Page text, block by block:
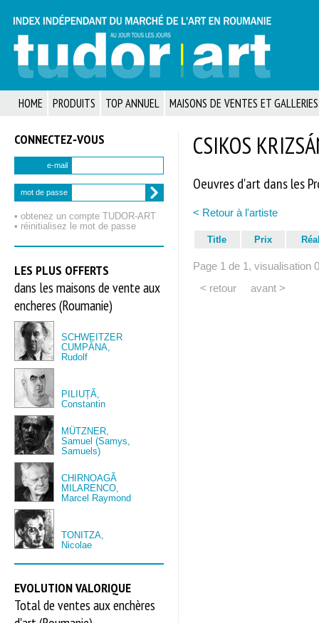
HOME PRODUITS TOP ANNUEL MAISONS DE VENTES ET GALLERIES
CONNECTEZ‑VOUS
e-mail
mot de passe
• obtenez un compte TUDOR‑ART
• réinitialisez le mot de passe
LES PLUS OFFERTS
dans les maisons de vente aux
encheres (Roumanie)
SCHWEITZER
CUMPĂNA,
Rudolf
PILIUȚĂ,
Constantin
MÜTZNER,
Samuel (Samys,
Samuels)
CHIRNOAGĂ
MILARENCO,
Marcel Raymond
TONITZA,
Nicolae
EVOLUTION VALORIQUE
Total de ventes aux enchères
CSIKOS
Oeuvres d'art dans les
< Retour à l'artiste
Title Prix
Page 1 de 1, visualisation
< retour
avant >